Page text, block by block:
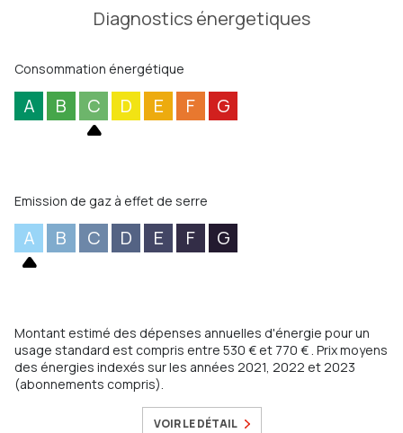
Diagnostics énergetiques
Consommation énergétique
A B C D E F G
Emission de gaz à effet de serre
A B C D E F G
Montant estimé des dépenses annuelles d'énergie pour un
usage standard est compris entre 530 € et 770 € . Prix moyens
des énergies indexés sur les années 2021, 2022 et 2023
(abonnements compris).
VOIR LE DÉTAIL